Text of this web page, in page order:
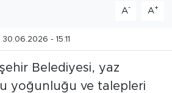
A- A+
30.06.2026 - 15:11
Belediyesi, yaz
yoğunluğu ve talepleri